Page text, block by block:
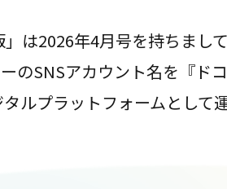
は2026年4月号を持ちまし
のSNSアカウント名を『ド
ルプラットフォームとして